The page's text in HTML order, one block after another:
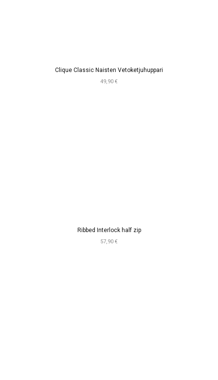
Clique Classic Naisten Vetoketjuhuppari
49,90 €
Ribbed Interlock half zip
57,90 €